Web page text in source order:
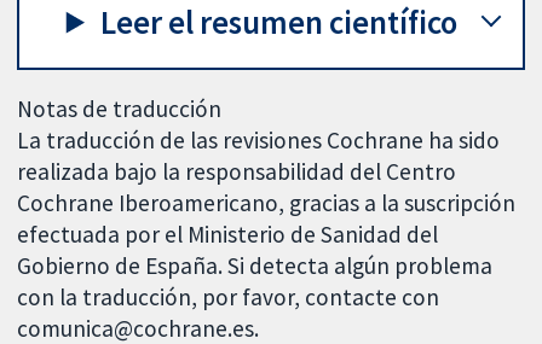
Leer el resumen científico
Notas de traducción
La traducción de las revisiones Cochrane ha sido
realizada bajo la responsabilidad del Centro
Cochrane Iberoamericano, gracias a la suscripción
efectuada por el Ministerio de Sanidad del
Gobierno de España. Si detecta algún problema
con la traducción, por favor, contacte con
comunica@cochrane.es.